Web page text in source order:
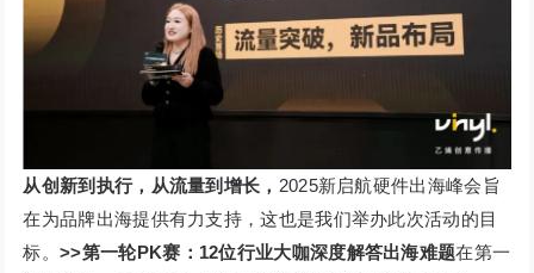
从创新到执行，从流量到增长， 2025新启航硬件出海峰会旨
在为品牌出海提供有力支持，这也是我们举办此次活动的目
标。>>第一轮PK赛：12位行业大咖深度解答出海难题在第一